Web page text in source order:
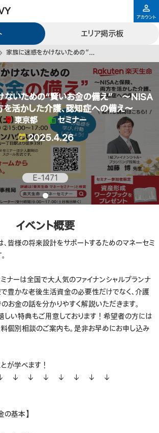
エリア掲示板
アカウント
家族に迷惑をかけないための“賢いお金の備え” ～NISAと保険、両方を活かした介護、認知症への備え～
ないための“賢いお金の備え” ～NISA
を活かした介護、認知症への備え～
東京都 セミナー
2025.4.26
E-1471
イベント概要
皆様の将来設計をサポートするためのマネーセミ
ナーは全国で大人気のファイナンシャルプランナ
豊かな老後生活資金の必要性だけでなく、介護
お金の話を分かりやすく解説いただきます。
い特典もご用意しております！希望者の方には
個別相談のご案内も。是非お早めにお申し込み
が学べます！
↓ ↓ ↓ ↓ ↓ ↓ ↓
の基本】